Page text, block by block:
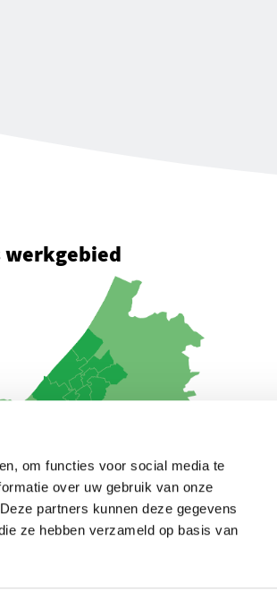
om functies voor social media te
over uw gebruik van onze
partners kunnen deze gegevens
ze hebben verzameld op basis van
werkgebied